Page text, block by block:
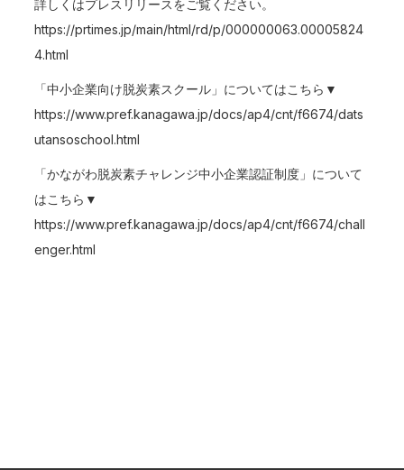
詳しくはプレスリリースをご覧ください。
https://prtimes.jp/main/html/rd/p/000000063.00005824
4.html
「中小企業向け脱炭素スクール」についてはこちら▼
https://www.pref.kanagawa.jp/docs/ap4/cnt/f6674/dats
utansoschool.html
「かながわ脱炭素チャレンジ中小企業認証制度」について
はこちら▼
https://www.pref.kanagawa.jp/docs/ap4/cnt/f6674/chall
enger.html